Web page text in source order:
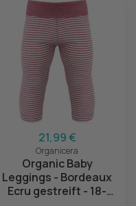
21,99 €
Organicera
Organic Baby
Leggings - Bordeaux
Ecru gestreift - 18-